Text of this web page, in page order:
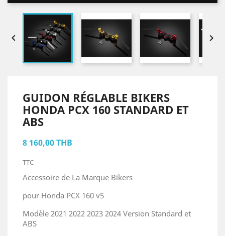
 
GUIDON RÉGLABLE BIKERS
HONDA PCX 160 STANDARD ET
ABS
8 160,00 THB
TTC
Accessoire de La Marque Bikers
pour Honda PCX 160 v5
Modèle 2021 2022 2023 2024 Version Standard et
ABS